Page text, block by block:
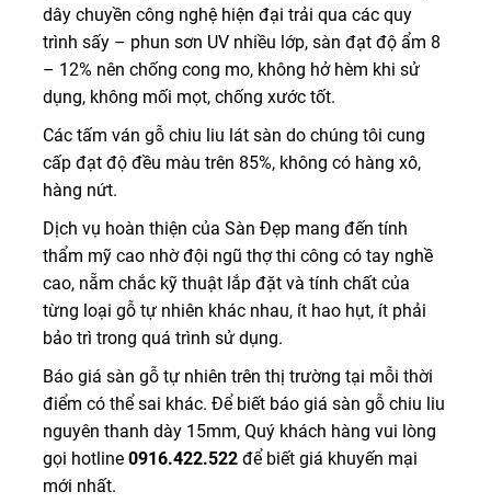
dây chuyền công nghệ hiện đại trải qua các quy
trình sấy – phun sơn UV nhiều lớp, sàn đạt độ ẩm 8
– 12% nên chống cong mo, không hở hèm khi sử
dụng, không mối mọt, chống xước tốt.
Các tấm ván gỗ chiu liu lát sàn do chúng tôi cung
cấp đạt độ đều màu trên 85%, không có hàng xô,
hàng nứt.
Dịch vụ hoàn thiện của Sàn Đẹp mang đến tính
thẩm mỹ cao nhờ đội ngũ thợ thi công có tay nghề
cao, nẵm chắc kỹ thuật lắp đặt và tính chất của
từng loại gỗ tự nhiên khác nhau, ít hao hụt, ít phải
bảo trì trong quá trình sử dụng.
Báo giá sàn gỗ tự nhiên trên thị trường tại mỗi thời
điểm có thể sai khác. Để biết báo giá sàn gỗ chiu liu
nguyên thanh dày 15mm, Quý khách hàng vui lòng
gọi hotline 0916.422.522 để biết giá khuyến mại
mới nhất.